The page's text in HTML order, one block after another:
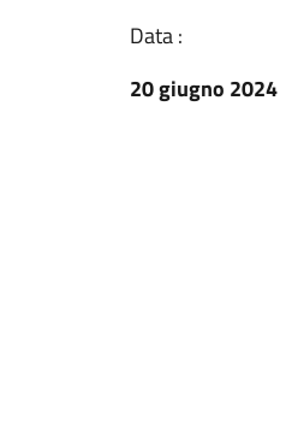
Data :
20 giugno 2024